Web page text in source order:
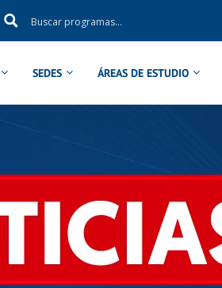
SEDES ÁREAS DE ESTUDIO